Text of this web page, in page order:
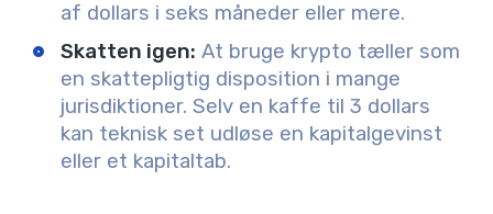
af dollars i seks måneder eller mere.
Skatten igen: At bruge krypto tæller som
en skattepligtig disposition i mange
jurisdiktioner. Selv en kaffe til 3 dollars
kan teknisk set udløse en kapitalgevinst
eller et kapitaltab.